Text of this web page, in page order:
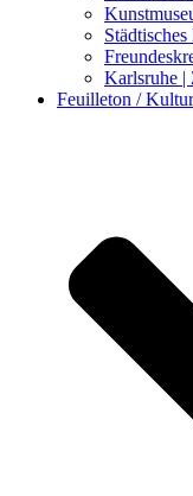
Karlsruhe
Feuilleton /